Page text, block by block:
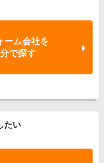
ーム会社を
で探す
たい